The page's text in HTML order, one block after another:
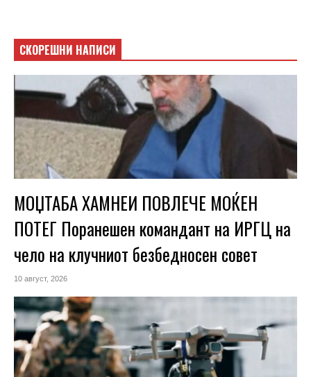
СКОРЕШНИ НАПИСИ
МОЏТАБА ХАМНЕИ ПОВЛЕЧЕ МОЌЕН
ПОТЕГ Поранешен командант на ИРГЦ на
чело на клучниот безбедносен совет
10 август, 2026